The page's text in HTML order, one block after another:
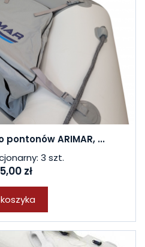
ARIMAR, ...
3 szt.
zł